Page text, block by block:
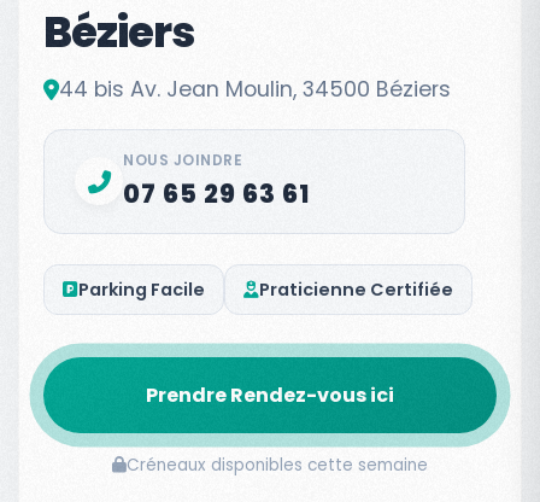
Béziers
44 bis Av. Jean Moulin, 34500 Béziers
NOUS JOINDRE
07 65 29 63 61
Parking Facile Praticienne Certifiée
Prendre Rendez-vous ici
Créneaux disponibles cette semaine